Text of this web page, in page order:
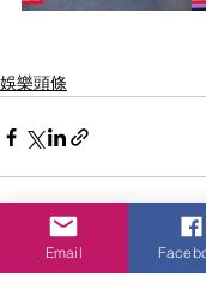
娛樂頭條
相關文章
Email